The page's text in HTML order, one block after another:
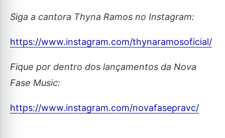
Siga a cantora Thyna Ramos no Instagram:
https://www.instagram.com/thynaramosoficial/
Fique por dentro dos lançamentos da Nova
Fase Music:
https://www.instagram.com/novafasepravc/